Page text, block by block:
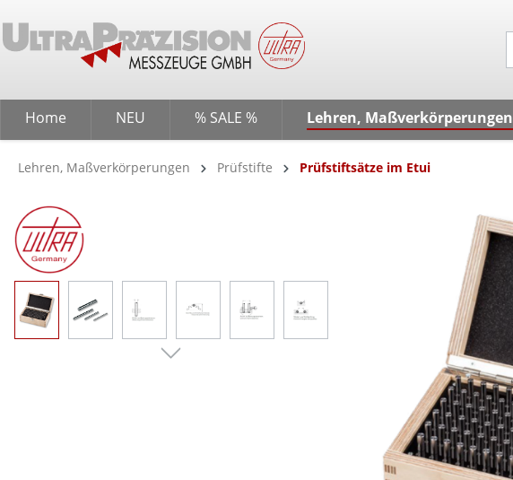
Zur Hauptnavigation springen
Home NEU % SALE % Lehren, Maßverkörperungen
Lehren, Maßverkörperungen Prüfstifte Prüfstiftsätze im Etui
Bildergalerie überspringen